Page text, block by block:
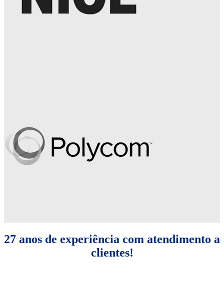
27 anos de experiência com atendimento a
clientes!